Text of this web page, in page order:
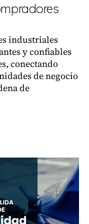
industriales
y confiables
conectando
de negocio
de